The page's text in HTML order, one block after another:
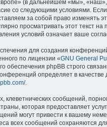
(в дальнейшем «мы»,
со следующими условиями.
за собой право изменять
просматривать этот текст
условий означает ваше
для создания
по лицензии «GNU General
обеспечения phpBB строго
определяет в
.
сообщений,
которая предоставляет
могут привести к вашему
всех сообщений сохраняются